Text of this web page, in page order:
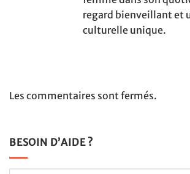
regard bienveillant et
culturelle unique.
Les commentaires sont fermés.
BESOIN D’AIDE ?